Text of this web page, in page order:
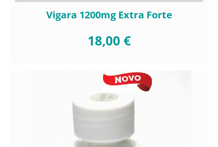
Vigara 1200mg Extra Forte
18,00 €